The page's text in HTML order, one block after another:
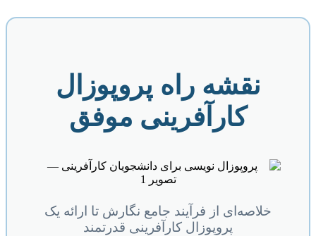
نقشه راه پروپوزال
کارآفرینی موفق
خلاصه‌ای از فرآیند جامع نگارش تا ارائه یک
پروپوزال کارآفرینی قدرتمند